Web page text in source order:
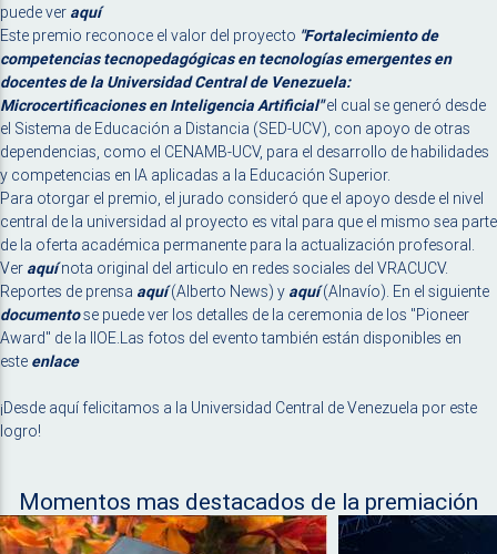
puede ver aquí
Este premio reconoce el valor del proyecto "Fortalecimiento de
competencias tecnopedagógicas en tecnologías emergentes en
docentes de la Universidad Central de Venezuela:
Microcertificaciones en Inteligencia Artificial"el cual se generó desde
el Sistema de Educación a Distancia (SED-UCV), con apoyo de otras
dependencias, como el CENAMB-UCV, para el desarrollo de habilidades
y competencias en IA aplicadas a la Educación Superior.
Para otorgar el premio, el jurado consideró que el apoyo desde el nivel
central de la universidad al proyecto es vital para que el mismo sea parte
de la oferta académica permanente para la actualización profesoral.
Ver aquínota original del articulo en redes sociales del VRACUCV.
Reportes de prensa aquí(Alberto News) y aquí(Alnavío). En el siguiente
documentose puede ver los detalles de la ceremonia de los "Pioneer
Award" de la IIOE.Las fotos del evento también están disponibles en
este enlace
¡Desde aquí felicitamos a la Universidad Central de Venezuela por este
logro!
Momentos mas destacados de la premiación